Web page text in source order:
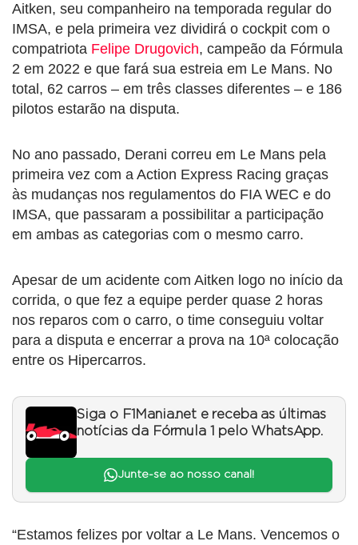
Aitken, seu companheiro na temporada regular do
IMSA, e pela primeira vez dividirá o cockpit com o
compatriota Felipe Drugovich, campeão da Fórmula
2 em 2022 e que fará sua estreia em Le Mans. No
total, 62 carros – em três classes diferentes – e 186
pilotos estarão na disputa.
No ano passado, Derani correu em Le Mans pela
primeira vez com a Action Express Racing graças
às mudanças nos regulamentos do FIA WEC e do
IMSA, que passaram a possibilitar a participação
em ambas as categorias com o mesmo carro.
Apesar de um acidente com Aitken logo no início da
corrida, o que fez a equipe perder quase 2 horas
nos reparos com o carro, o time conseguiu voltar
para a disputa e encerrar a prova na 10ª colocação
entre os Hipercarros.
Siga o F1Mania.net e receba as últimas
notícias da Fórmula 1 pelo WhatsApp.
Junte-se ao nosso canal!
“Estamos felizes por voltar a Le Mans. Vencemos o